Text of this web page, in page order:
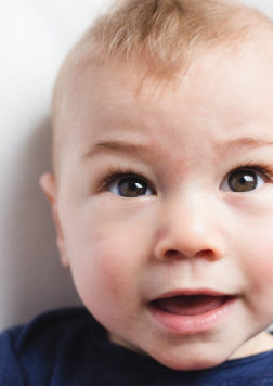
CONTACT ME